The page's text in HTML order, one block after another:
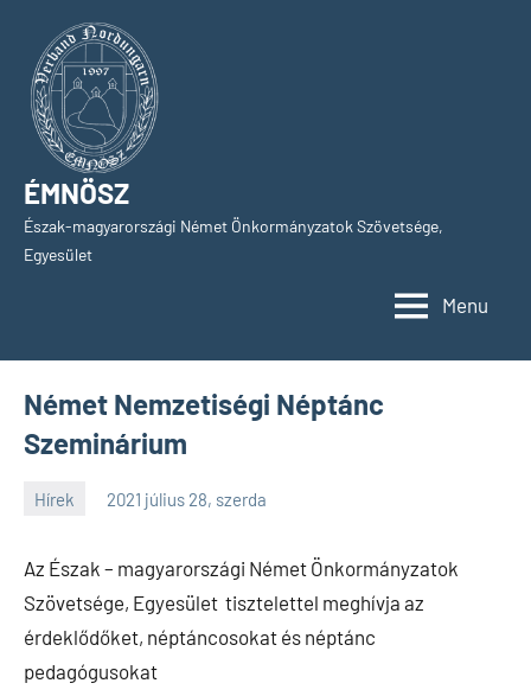
content
ÉMNÖSZ
Észak-magyarországi Német Önkormányzatok Szövetsége,
Egyesület
Menu
Német Nemzetiségi Néptánc
Szeminárium
Hírek 2021 július 28, szerda
Az Észak – magyarországi Német Önkormányzatok
Szövetsége, Egyesület tisztelettel meghívja az
érdeklődőket, néptáncosokat és néptánc
pedagógusokat